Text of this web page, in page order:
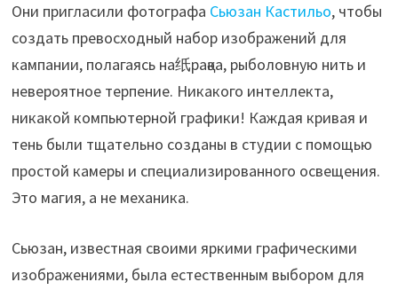
Они пригласили фотографа Сьюзан Кастильо, чтобы
создать превосходный набор изображений для
кампании, полагаясь на纸рақәа, рыболовную нить и
невероятное терпение. Никакого интеллекта,
никакой компьютерной графики! Каждая кривая и
тень были тщательно созданы в студии с помощью
простой камеры и специализированного освещения.
Это магия, а не механика.
Сьюзан, известная своими яркими графическими
изображениями, была естественным выбором для